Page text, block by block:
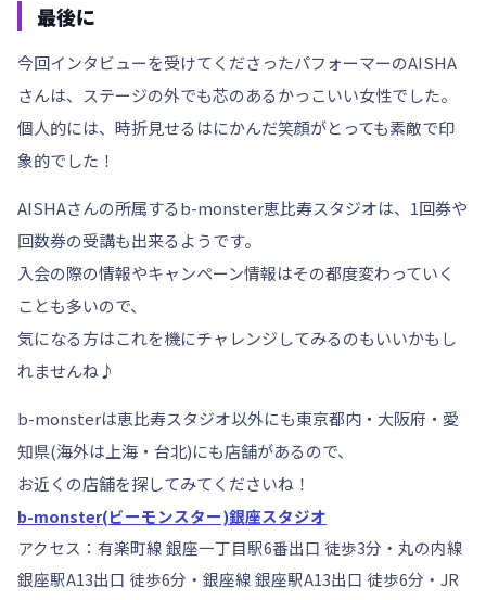
最後に
今回インタビューを受けてくださったパフォーマーのAISHA
さんは、ステージの外でも芯のあるかっこいい女性でした。
個人的には、時折見せるはにかんだ笑顔がとっても素敵で印
象的でした！
AISHAさんの所属するb-monster恵比寿スタジオは、1回券や
回数券の受講も出来るようです。
入会の際の情報やキャンペーン情報はその都度変わっていく
ことも多いので、
気になる方はこれを機にチャレンジしてみるのもいいかもし
れませんね♪
b-monsterは恵比寿スタジオ以外にも東京都内・大阪府・愛
知県(海外は上海・台北)にも店舗があるので、
お近くの店舗を探してみてくださいね！
b-monster(ビーモンスター)銀座スタジオ
アクセス：有楽町線 銀座一丁目駅6番出口 徒歩3分・丸の内線
銀座駅A13出口 徒歩6分・銀座線 銀座駅A13出口 徒歩6分・JR